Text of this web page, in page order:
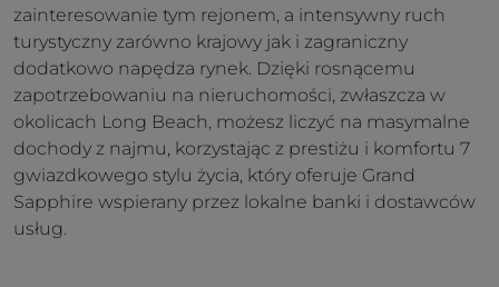
zainteresowanie tym rejonem, a intensywny ruch
turystyczny zarówno krajowy jak i zagraniczny
dodatkowo napędza rynek. Dzięki rosnącemu
zapotrzebowaniu na nieruchomości, zwłaszcza w
okolicach Long Beach, możesz liczyć na masymalne
dochody z najmu, korzystając z prestiżu i komfortu 7
gwiazdkowego stylu życia, który oferuje Grand
Sapphire wspierany przez lokalne banki i dostawców
usług.